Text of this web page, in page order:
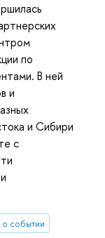
по
В ней
и
и Сибири
с
событии